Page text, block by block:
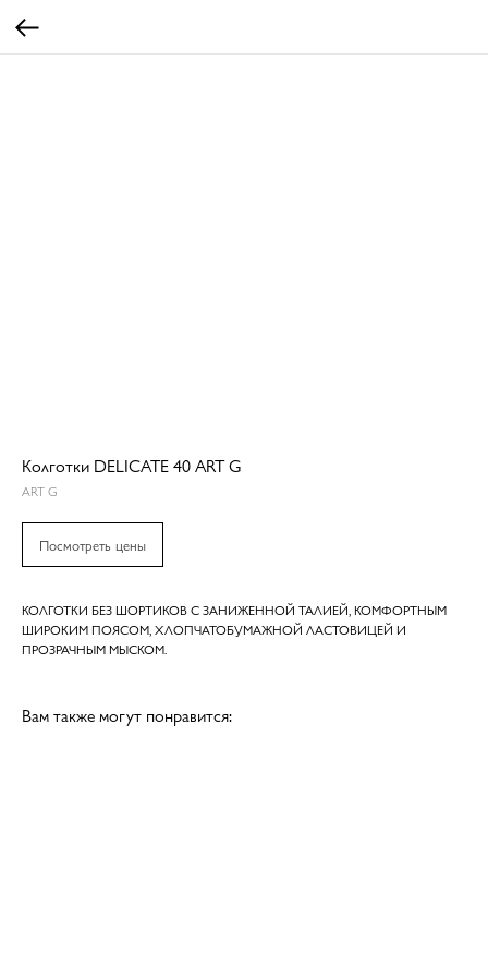
Колготки DELICATE 40 ART G
ART G
Посмотреть цены
КОЛГОТКИ БЕЗ ШОРТИКОВ С ЗАНИЖЕННОЙ ТАЛИЕЙ, КОМФОРТНЫМ
ШИРОКИМ ПОЯСОМ, ХЛОПЧАТОБУМАЖНОЙ ЛАСТОВИЦЕЙ И
ПРОЗРАЧНЫМ МЫСКОМ.
Вам также могут понравится: